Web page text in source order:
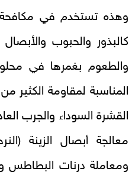
وهذه تستخدم في مكافحة
كالبذور والحبوب
والطعوم بغمرها في
المناسبة لمقاومة الكثير
القشرة السوداء والجرب
معالجة أبصال الزينة
ومعاملة درنات البطاطس